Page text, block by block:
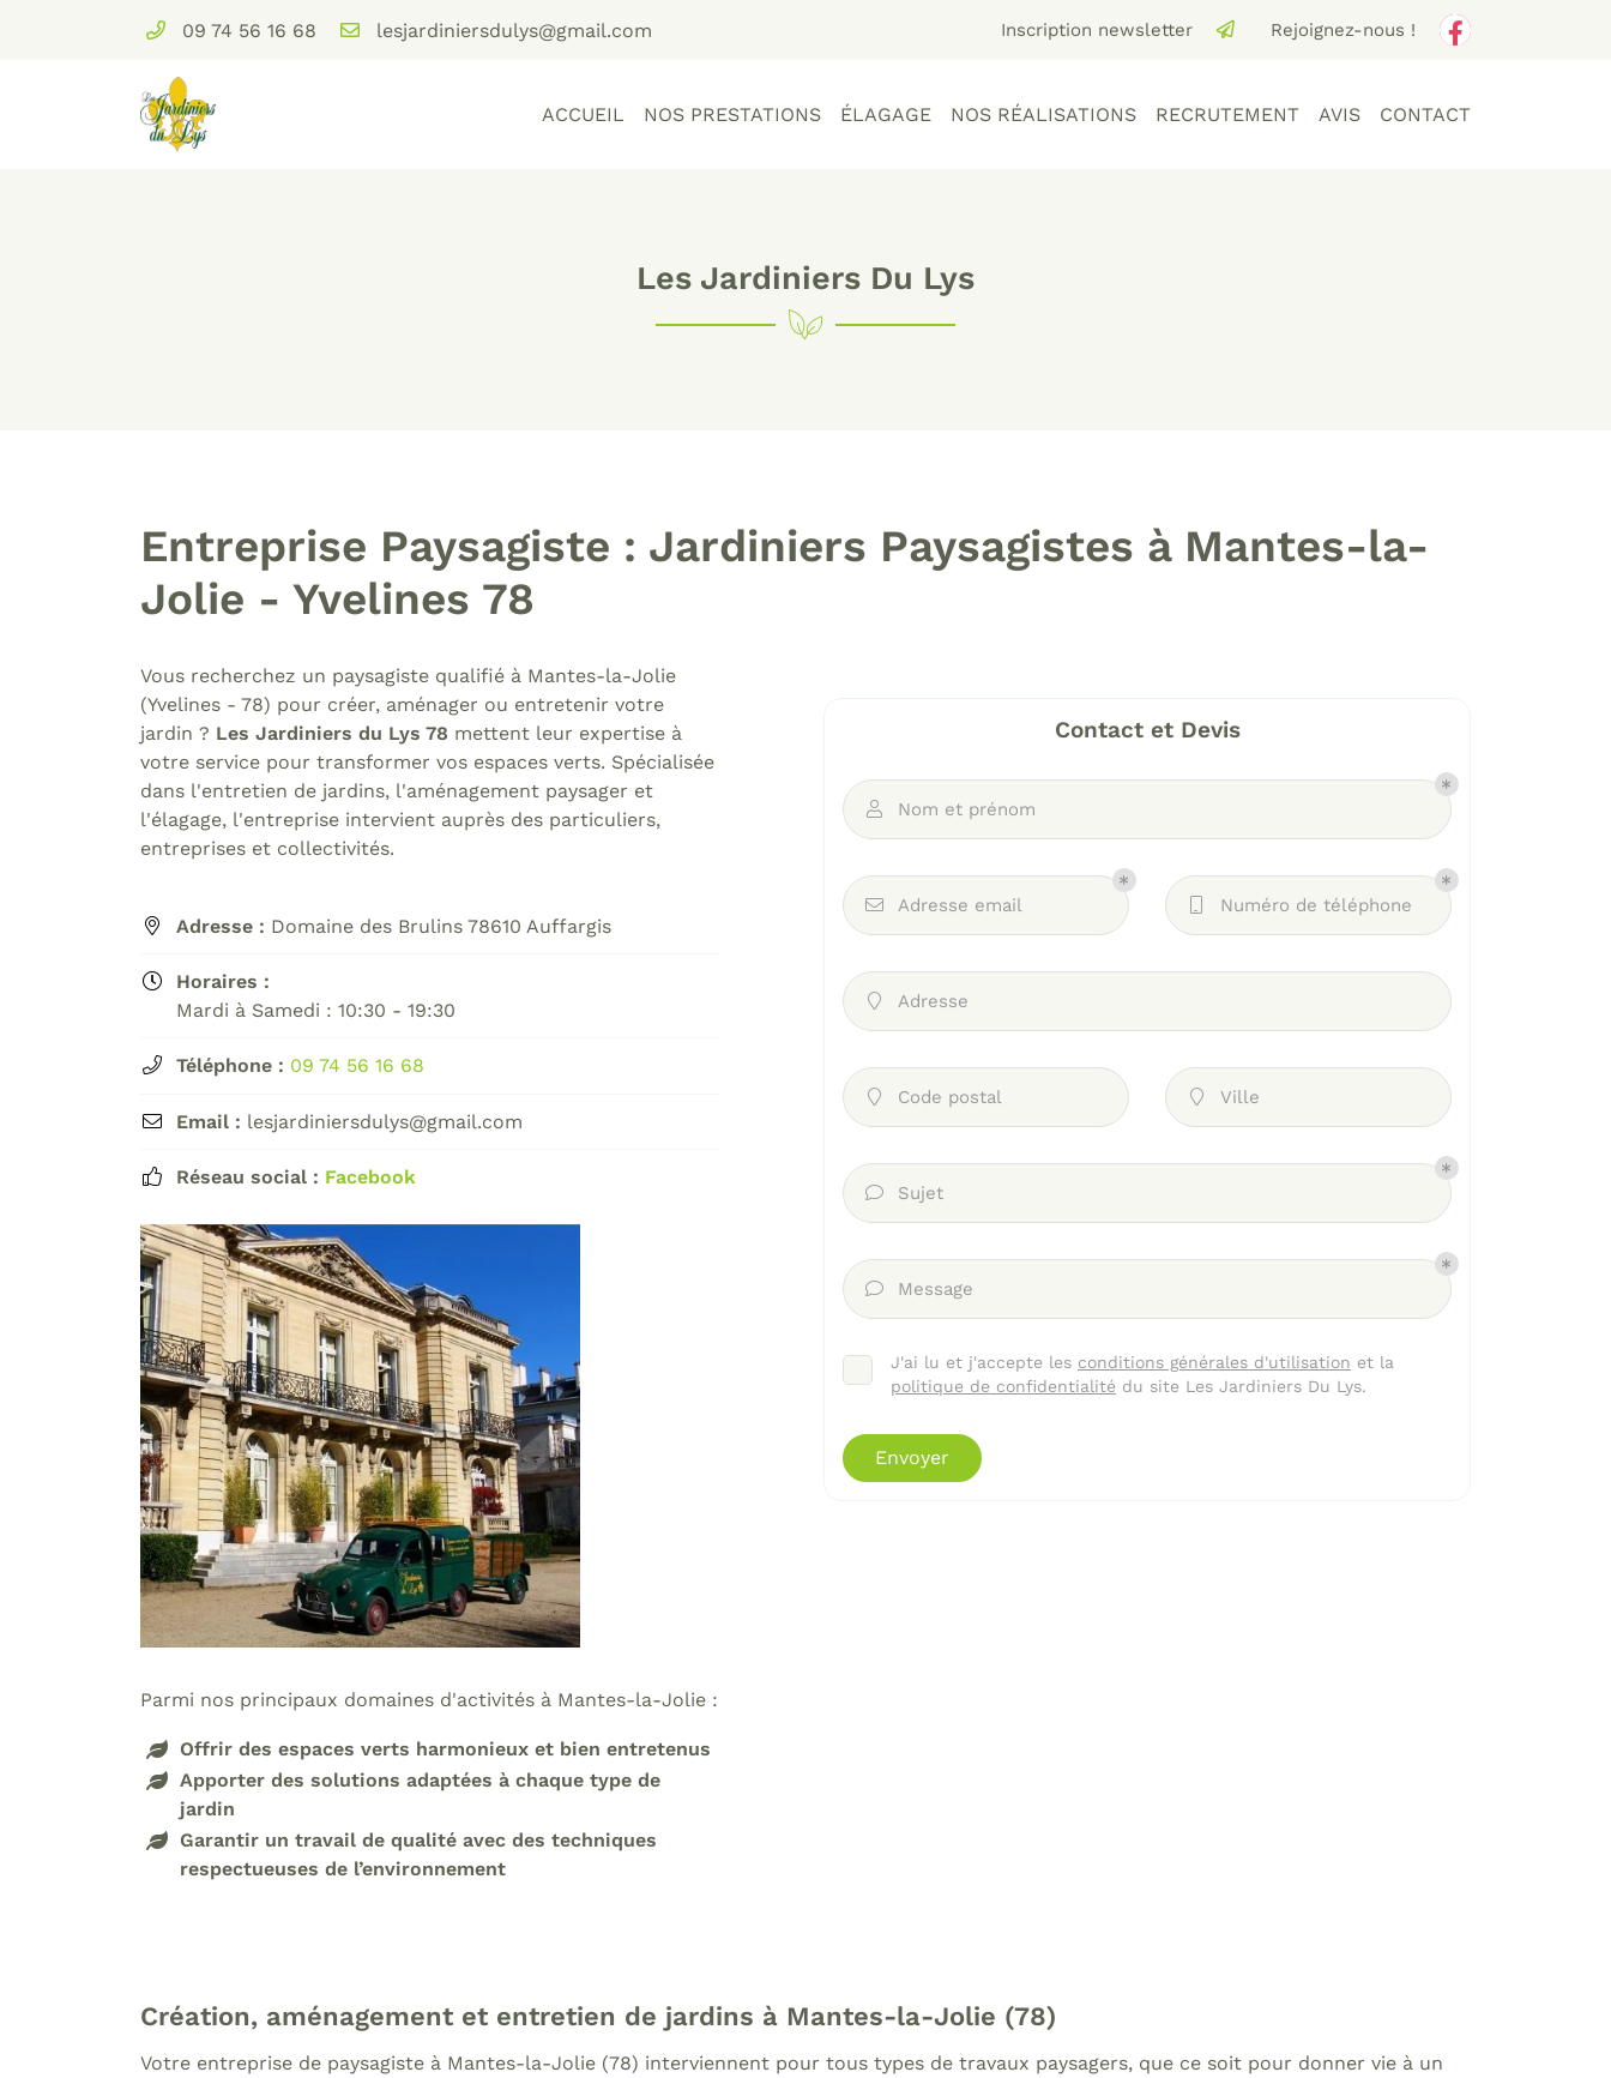
09 74 56 16 68 Inscription newsletter Rejoignez-nous !
ACCUEIL NOS PRESTATIONS ÉLAGAGE NOS RÉALISATIONS RECRUTEMENT AVIS CONTACT
78610 Auffargis
09 74 56 16 68
Code Captcha
Rafraîchir le captcha
En cochant cette case, vous consentez à recevoir nos propositions
commerciales à l'adresse email indiqué ci-dessus. Vous pouvez vous désinscrire
à tout moment en utilisantle formulaire de désinscription.
Inscription
Les Jardiniers Du Lys
Entreprise Paysagiste : Jardiniers Paysagistes à Mantes-la-
Jolie - Yvelines 78
Vous recherchez un paysagiste qualifié à Mantes-la-Jolie
(Yvelines - 78) pour créer, aménager ou entretenir votre
jardin ? Les Jardiniers du Lys 78 mettent leur expertise à
votre service pour transformer vos espaces verts. Spécialisée
dans l'entretien de jardins, l'aménagement paysager et
l'élagage, l'entreprise intervient auprès des particuliers,
entreprises et collectivités.
 Adresse : Domaine des Brulins 78610 Auffargis

Horaires :
Mardi à Samedi : 10:30 - 19:30
 Téléphone : 09 74 56 16 68
 Email : lesjardiniersdulys@gmail.com
 Réseau social : Facebook
Parmi nos principaux domaines d'activités à Mantes-la-Jolie :
Offrir des espaces verts harmonieux et bien entretenus
Apporter des solutions adaptées à chaque type de
jardin
Garantir un travail de qualité avec des techniques
respectueuses de l’environnement
Contact et Devis
 Nom et prénom
 Adresse email Numéro de téléphone
 Adresse
 Code postal  Ville
 Sujet
 Message
J'ai lu et j'accepte les conditions générales d'utilisation et la
politique de confidentialité du site Les Jardiniers Du Lys.
Envoyer
Création, aménagement et entretien de jardins à Mantes-la-Jolie (78)
Votre entreprise de paysagiste à Mantes-la-Jolie (78) interviennent pour tous types de travaux paysagers, que ce soit pour donner vie à un